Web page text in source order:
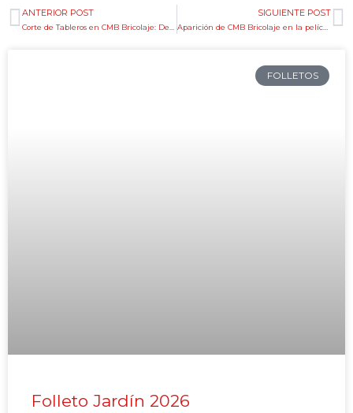
Ant
ANTERIOR POST SIGUIENTE POST
Aparición de CMB Bricolaje en la película CampeoneX
FOLLETOS
Folleto Jardín 2026